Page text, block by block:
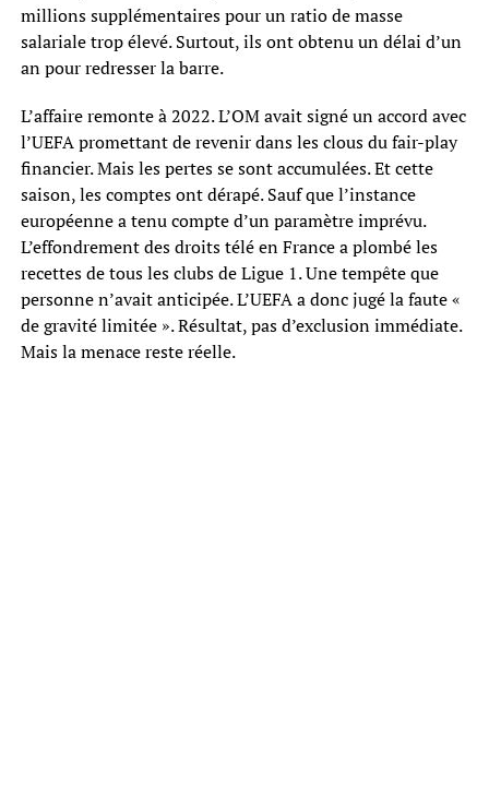
millions supplémentaires pour un ratio de masse
salariale trop élevé. Surtout, ils ont obtenu un délai d’un
an pour redresser la barre.
L’affaire remonte à 2022. L’OM avait signé un accord avec
l’UEFA promettant de revenir dans les clous du fair-play
financier. Mais les pertes se sont accumulées. Et cette
saison, les comptes ont dérapé. Sauf que l’instance
européenne a tenu compte d’un paramètre imprévu.
L’effondrement des droits télé en France a plombé les
recettes de tous les clubs de Ligue 1. Une tempête que
personne n’avait anticipée. L’UEFA a donc jugé la faute «
de gravité limitée ». Résultat, pas d’exclusion immédiate.
Mais la menace reste réelle.